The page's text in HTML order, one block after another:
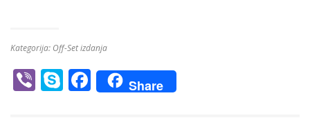
Kategorija: Off-Set izdanja
Vi S F
ac
Share